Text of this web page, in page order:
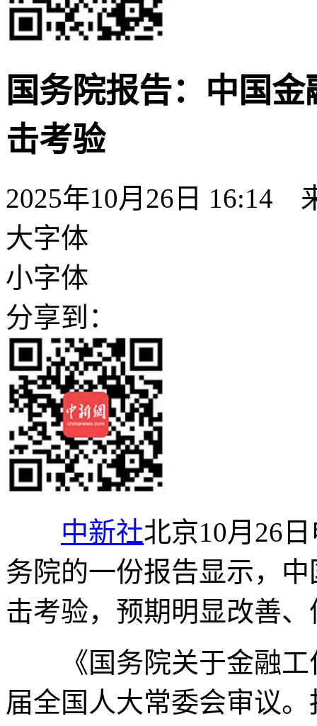
国务院报告：中国
击考验
2025年10月26日 16:14
大字体
小字体
分享到：
中新社北京10月26
务院的一份报告显示，
击考验，预期明显改善
《国务院关于金融工
届全国人大常委会审议